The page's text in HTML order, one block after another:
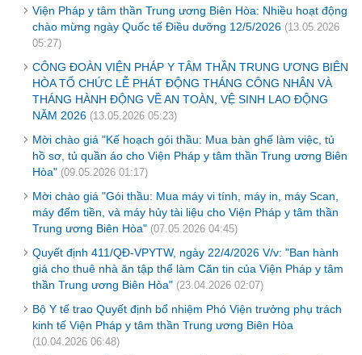
Viện Pháp y tâm thần Trung ương Biên Hòa: Nhiều hoạt động
chào mừng ngày Quốc tế Điều dưỡng 12/5/2026 (13.05.2026
05:27)
CÔNG ĐOÀN VIỆN PHÁP Y TÂM THẦN TRUNG ƯƠNG BIÊN
HÒA TỔ CHỨC LỄ PHÁT ĐỘNG THÁNG CÔNG NHÂN VÀ
THÁNG HÀNH ĐỘNG VỀ AN TOÀN, VỆ SINH LAO ĐỘNG
NĂM 2026 (13.05.2026 05:23)
Mời chào giá "Kế hoạch gói thầu: Mua bàn ghế làm việc, tủ
hồ sơ, tủ quần áo cho Viện Pháp y tâm thần Trung ương Biên
Hòa" (09.05.2026 01:17)
Mời chào giá "Gói thầu: Mua máy vi tính, máy in, máy Scan,
máy đếm tiền, và máy hủy tài liệu cho Viện Pháp y tâm thần
Trung ương Biên Hòa" (07.05.2026 04:45)
Quyết định 411/QĐ-VPYTW, ngày 22/4/2026 V/v: "Ban hành
giá cho thuê nhà ăn tập thể làm Căn tin của Viện Pháp y tâm
thần Trung ương Biên Hòa" (23.04.2026 02:07)
Bộ Y tế trao Quyết định bổ nhiệm Phó Viện trưởng phụ trách
kinh tế Viện Pháp y tâm thần Trung ương Biên Hòa
(10.04.2026 06:48)